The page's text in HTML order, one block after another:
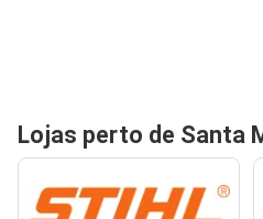
Lojas perto de Santa